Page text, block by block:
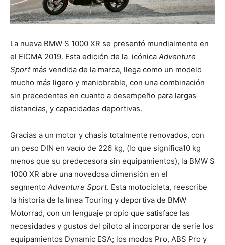
La nueva BMW S 1000 XR se presentó mundialmente en
el EICMA 2019. Esta edición de la icónica Adventure
Sport más vendida de la marca, llega como un modelo
mucho más ligero y maniobrable, con una combinación
sin precedentes en cuanto a desempeño para largas
distancias, y capacidades deportivas.
Gracias a un motor y chasis totalmente renovados, con
un peso DIN en vacío de 226 kg, (lo que significa10 kg
menos que su predecesora sin equipamientos), la BMW S
1000 XR abre una novedosa dimensión en el
segmento Adventure Sport. Esta motocicleta, reescribe
la historia de la línea Touring y deportiva de BMW
Motorrad, con un lenguaje propio que satisface las
necesidades y gustos del piloto al incorporar de serie los
equipamientos Dynamic ESA; los modos Pro, ABS Pro y